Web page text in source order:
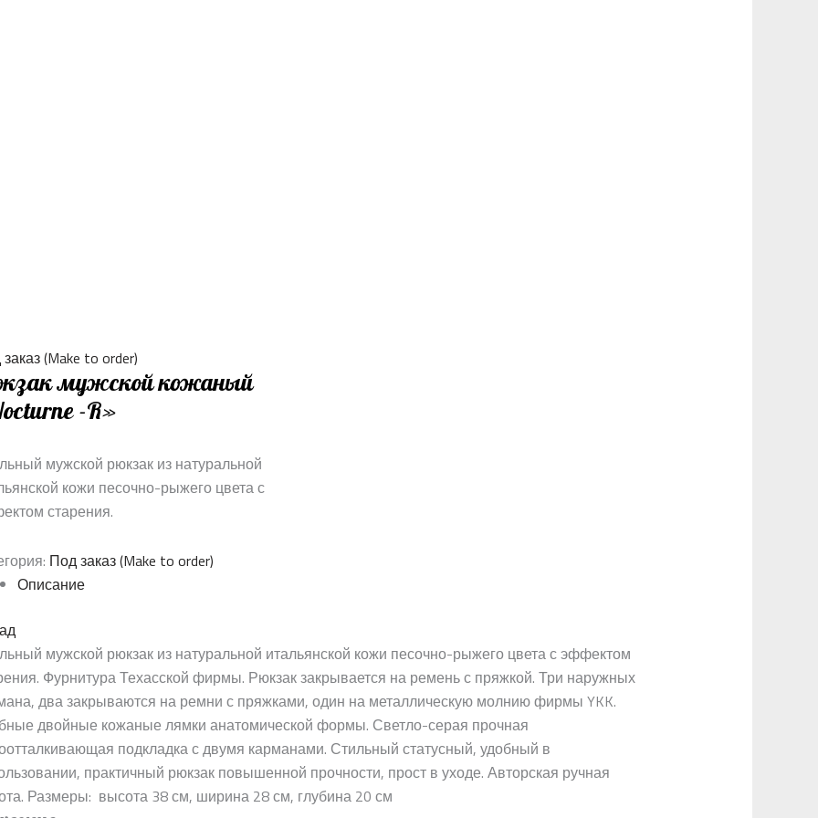
(Make to order)
мужской кожаный
-R»
мужской рюкзак из натуральной
кожи песочно-рыжего цвета с
старения.
Под заказ (Make to order)
Описание
мужской рюкзак из натуральной итальянской кожи песочно-рыжего цвета с эффектом
Фурнитура Техасской фирмы. Рюкзак закрывается на ремень с пряжкой. Три наружных
два закрываются на ремни с пряжками, один на металлическую молнию фирмы YKK.
двойные кожаные лямки анатомической формы. Светло-серая прочная
подкладка с двумя карманами. Стильный статусный, удобный в
практичный рюкзак повышенной прочности, прост в уходе. Авторская ручная
Размеры: высота 38 см, ширина 28 см, глубина 20 см